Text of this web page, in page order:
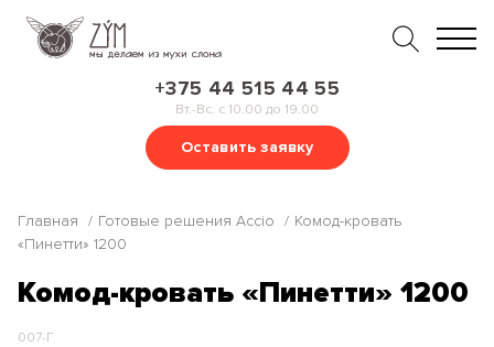
+375 44 515 44 55
Вт.-Вс. с 10.00 до 19.00
Оставить заявку
Главная Готовые решения Accio
Комод-кровать
«Пинетти» 1200
Комод-кровать «Пинетти» 1200
007-Г